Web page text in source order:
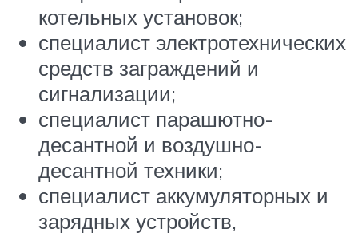
котельных установок;
специалист электротехнических
средств заграждений и
сигнализации;
специалист парашютно-
десантной и воздушно-
десантной техники;
специалист аккумуляторных и
зарядных устройств,